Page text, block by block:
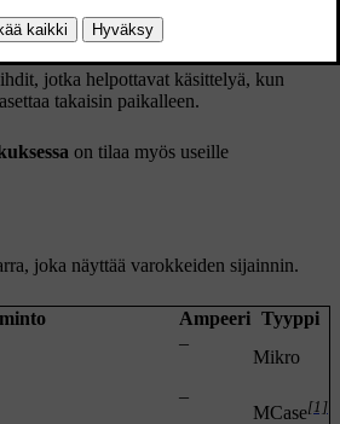
jotka helpottavat käsittelyä, kun
takaisin paikalleen.
on tilaa myös useille
joka näyttää varokkeiden sijainnin.
Ampeeri Tyyppi
–
Mikro
–
MCase[1]